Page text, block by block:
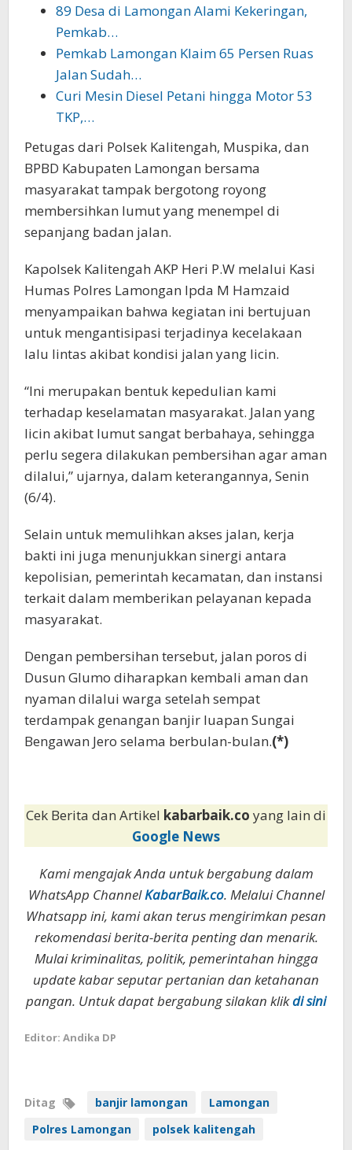
89 Desa di Lamongan Alami Kekeringan,
Pemkab…
Pemkab Lamongan Klaim 65 Persen Ruas
Jalan Sudah…
Curi Mesin Diesel Petani hingga Motor 53
TKP,…
Petugas dari Polsek Kalitengah, Muspika, dan
BPBD Kabupaten Lamongan bersama
masyarakat tampak bergotong royong
membersihkan lumut yang menempel di
sepanjang badan jalan.
Kapolsek Kalitengah AKP Heri P.W melalui Kasi
Humas Polres Lamongan Ipda M Hamzaid
menyampaikan bahwa kegiatan ini bertujuan
untuk mengantisipasi terjadinya kecelakaan
lalu lintas akibat kondisi jalan yang licin.
“Ini merupakan bentuk kepedulian kami
terhadap keselamatan masyarakat. Jalan yang
licin akibat lumut sangat berbahaya, sehingga
perlu segera dilakukan pembersihan agar aman
dilalui,” ujarnya, dalam keterangannya, Senin
(6/4).
Selain untuk memulihkan akses jalan, kerja
bakti ini juga menunjukkan sinergi antara
kepolisian, pemerintah kecamatan, dan instansi
terkait dalam memberikan pelayanan kepada
masyarakat.
Dengan pembersihan tersebut, jalan poros di
Dusun Glumo diharapkan kembali aman dan
nyaman dilalui warga setelah sempat
terdampak genangan banjir luapan Sungai
Bengawan Jero selama berbulan-bulan.(*)
Cek Berita dan Artikel kabarbaik.co yang lain di
Google News
Kami mengajak Anda untuk bergabung dalam
WhatsApp ChannelKabarBaik.co. Melalui Channel
Whatsapp ini, kami akan terus mengirimkan pesan
rekomendasi berita-berita penting dan menarik.
Mulai kriminalitas, politik, pemerintahan hingga
update kabar seputar pertanian dan ketahanan
pangan. Untuk dapat bergabung silakan klikdi sini
Editor: Andika DP
Ditag banjir lamongan
Lamongan
Polres Lamongan
polsek kalitengah